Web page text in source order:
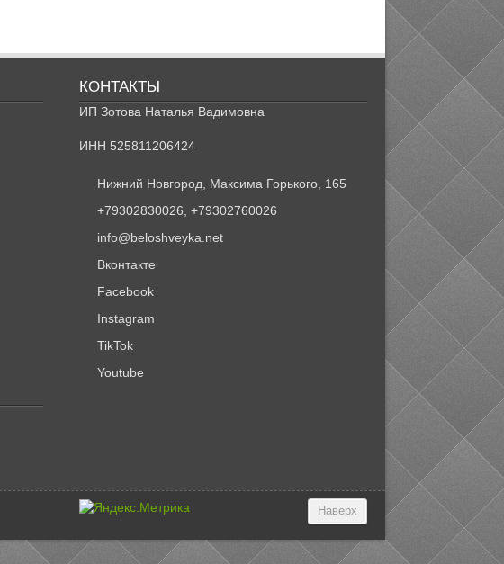
КОНТАКТЫ
ИП Зотова Наталья Вадимовна
ИНН 525811206424
Нижний Новгород, Максима Горького, 165
+79302830026, +79302760026
info@beloshveyka.net
Вконтакте
Facebook
Instagram
TikTok
Youtube
Наверх